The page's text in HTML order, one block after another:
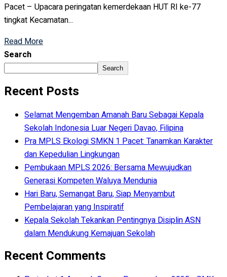
Pacet – Upacara peringatan kemerdekaan HUT RI ke-77
tingkat Kecamatan...
Read More
Search
Search
Recent Posts
Selamat Mengemban Amanah Baru Sebagai Kepala
Sekolah Indonesia Luar Negeri Davao, Filipina
Pra MPLS Ekologi SMKN 1 Pacet: Tanamkan Karakter
dan Kepedulian Lingkungan
Pembukaan MPLS 2026: Bersama Mewujudkan
Generasi Kompeten Waluya Mendunia
Hari Baru, Semangat Baru, Siap Menyambut
Pembelajaran yang Inspiratif
Kepala Sekolah Tekankan Pentingnya Disiplin ASN
dalam Mendukung Kemajuan Sekolah
Recent Comments